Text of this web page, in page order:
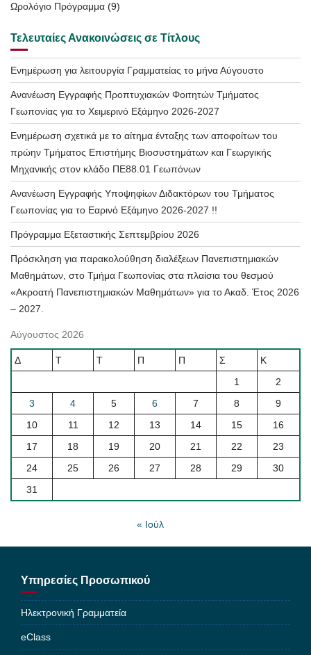
Ωρολόγιο Πρόγραμμα (9)
Τελευταίες Ανακοινώσεις σε Τίτλους
Ενημέρωση για λειτουργία Γραμματείας το μήνα Αύγουστο
Ανανέωση Εγγραφής Προπτυχιακών Φοιτητών Τμήματος
Γεωπονίας για το Χειμερινό Εξάμηνο 2026-2027
Ενημέρωση σχετικά με το αίτημα ένταξης των αποφοίτων του
πρώην Τμήματος Επιστήμης Βιοσυστημάτων και Γεωργικής
Μηχανικής στον κλάδο ΠΕ88.01 Γεωπόνων
Ανανέωση Εγγραφής Υποψηφίων Διδακτόρων του Τμήματος
Γεωπονίας για το Εαρινό Εξάμηνο 2026-2027 !!
Πρόγραμμα Εξεταστικής Σεπτεμβρίου 2026
Πρόσκληση για παρακολούθηση διαλέξεων Πανεπιστημιακών
Μαθημάτων, στο Τμήμα Γεωπονίας στα πλαίσια του θεσμού
«Ακροατή Πανεπιστημιακών Μαθημάτων» για το Ακαδ. Έτος 2026
– 2027.
Αύγουστος 2026
Δ Τ Τ Π Π Σ
Κ
1
2
3
4 5 6 7 8
9
10
11 12 13 14 15
16
17
18 19 20 21 22
23
24
25 26 27 28 29
30
31
« Ιούλ
Υπηρεσίες Προσωπικού
Ηλεκτρονική Γραμματεία
eClass